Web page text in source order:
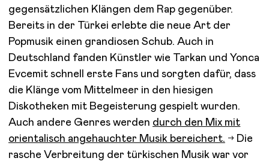
gegensätzlichen Klängen dem Rap gegenüber.
Bereits in der Türkei erlebte die neue Art der
Popmusik einen grandiosen Schub. Auch in
Deutschland fanden Künstler wie Tarkan und Yonca
Evcemit schnell erste Fans und sorgten dafür, dass
die Klänge vom Mittelmeer in den hiesigen
Diskotheken mit Begeisterung gespielt wurden.
Auch andere Genres werden durch den Mix mit
orientalisch angehauchter Musik bereichert.
Die
rasche Verbreitung der türkischen Musik war vor